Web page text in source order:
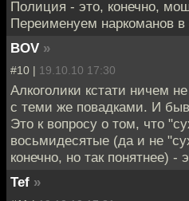
Полиция - это, конечно,
Переименуем наркоманов в
BOV »
#10 | 19.10.10 17:30
Алкоголики кстати ничем
с теми же повадками. И
Это к вопросу о том, что
восьмидесятые (да и не
конечно, но так понятнее) -
Tef »